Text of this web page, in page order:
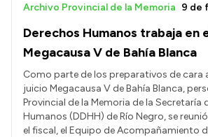
Derechos Humanos trabaja en
Megacausa V de Bahía Blanca
Archivo Provincial de la Memoria 9 de
Como parte de los preparativos de cara
juicio Megacausa V de Bahía Blanca,
Provincial de la Memoria de la Secretaría
Humanos (DDHH) de Río Negro, se
el fiscal, el Equipo de Acompañamiento